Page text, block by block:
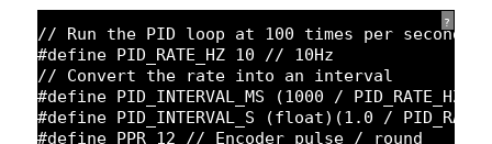
?
// Run the PID loop at 100 times per second
#define PID_RATE_HZ 10
// 10Hz
// Convert the rate into an interval
#define PID_INTERVAL_MS (1000 / PID_RATE_HZ)
#define PID_INTERVAL_S (float)(1.0
/
#define PPR 12
// Encoder pulse / round